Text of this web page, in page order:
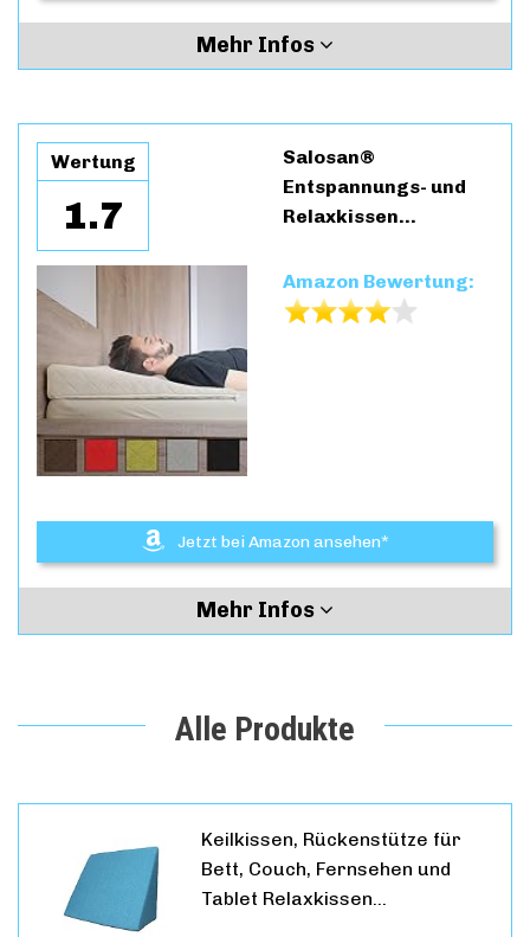
Mehr Infos
Wertung
1.7
Salosan®
Entspannungs- und
Relaxkissen…
Amazon Bewertung:
Jetzt bei Amazon ansehen*
Mehr Infos
Alle Produkte
Keilkissen, Rückenstütze für
Bett, Couch, Fernsehen und
Tablet Relaxkissen…